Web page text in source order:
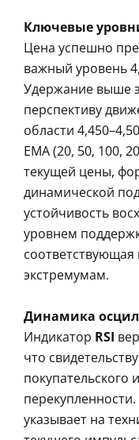
Ключевые
Цена успешно
важный уровень
Удержание выше
перспективу
области
EMA (20, 50, 100,
текущей цены,
динамической
устойчивость
уровнем
экстремумам.
Динамика
Индикатор RSI
что
покупательского
указывает на